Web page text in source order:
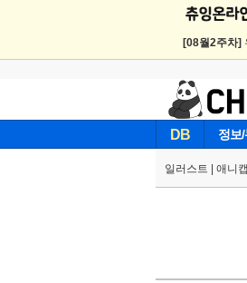
[08월2주차]
DB 정보
일러스트 애니